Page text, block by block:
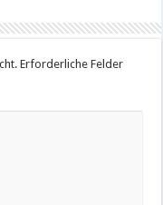
Erforderliche Felder